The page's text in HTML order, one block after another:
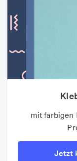
mit farbigen
Jetzt